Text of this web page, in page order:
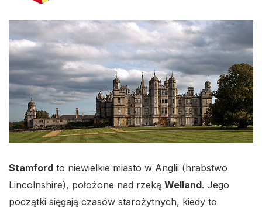
Stamford to niewielkie miasto w Anglii (hrabstwo
Lincolnshire), położone nad rzeką Welland. Jego
początki sięgają czasów starożytnych, kiedy to